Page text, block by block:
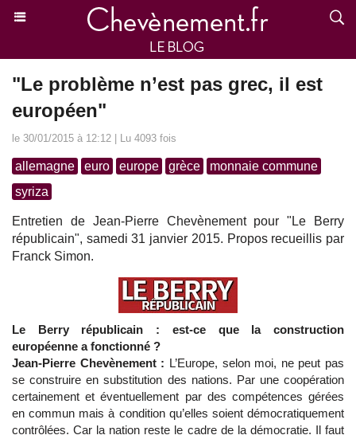
"Le problème n’est pas grec, il est
européen"
le 30/01/2015 à 12:12 | Lu 4093 fois
allemagne euro europe grèce
monnaie commune
syriza
Entretien de Jean-Pierre Chevènement pour "Le Berry
républicain", samedi 31 janvier 2015. Propos recueillis par
Franck Simon.
Le Berry républicain : est-ce que la construction
européenne a fonctionné ?
Jean-Pierre Chevènement : L’Europe, selon moi, ne peut pas
se construire en substitution des nations. Par une coopération
certainement et éventuellement par des compétences gérées
en commun mais à condition qu’elles soient démocratiquement
contrôlées. Car la nation reste le cadre de la démocratie. Il faut